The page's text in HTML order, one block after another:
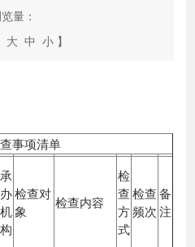
量：
大 中 小 】
事项清单
承
办
机
构
检查对
象
检查内容
检
查
方
式
检查
频次
备
注